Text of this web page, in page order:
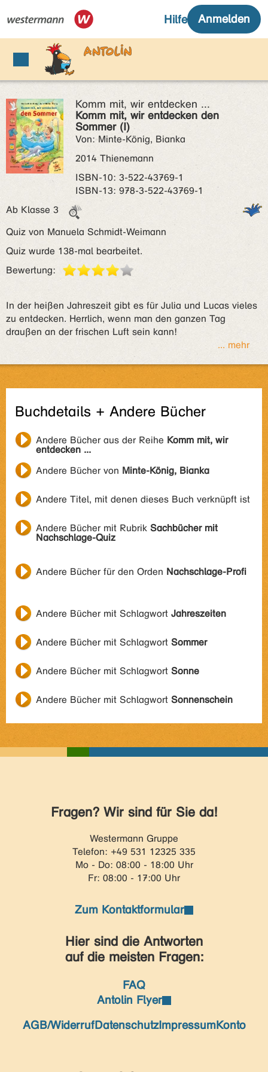
Komm mit, wir entdecken ...
Komm mit, wir entdecken den
Sommer (I)
Von: Minte-König, Bianka
2014 Thienemann
ISBN‑10: 3-522-43769-1
ISBN‑13: 978-3-522-43769-1
Ab Klasse 3
Quiz von Manuela Schmidt-Weimann
Quiz wurde 138-mal bearbeitet.
Bewertung:
In der heißen Jahreszeit gibt es für Julia und Lucas vieles
zu entdecken. Herrlich, wenn man den ganzen Tag
draußen an der frischen Luft sein kann!
... mehr
Buchdetails + Andere Bücher
Andere Bücher aus der Reihe Komm mit, wir
entdecken ...
Andere Bücher von Minte-König, Bianka
Andere Titel, mit denen dieses Buch verknüpft ist
Andere Bücher mit Rubrik Sachbücher mit
Nachschlage-Quiz
Andere Bücher für den Orden Nachschlage-Profi
Andere Bücher mit Schlagwort Jahreszeiten
Andere Bücher mit Schlagwort Sommer
Andere Bücher mit Schlagwort Sonne
Andere Bücher mit Schlagwort Sonnenschein